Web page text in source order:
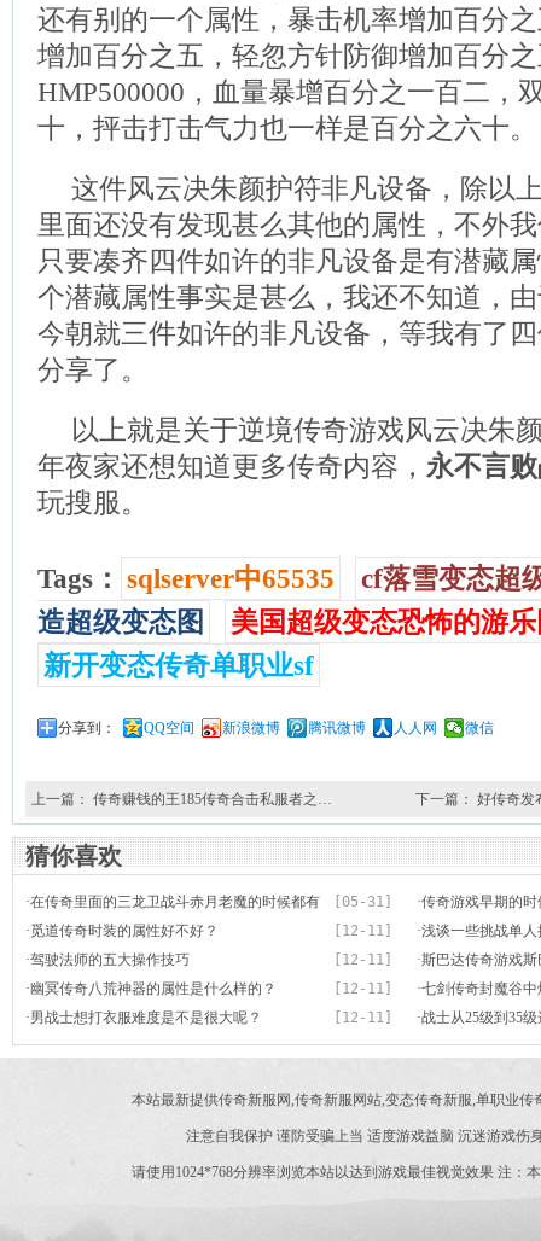
还有别的一个属性，暴击机率增加百分
增加百分之五，轻忽方针防御增加百分
HMP500000，血量暴增百分之一百二，
十，抨击打击气力也一样是百分之六十。
这件风云决朱颜护符非凡设备，除以
里面还没有发现甚么其他的属性，不外
只要凑齐四件如许的非凡设备是有潜藏
个潜藏属性事实是甚么，我还不知道，
今朝就三件如许的非凡设备，等我有了
分享了。
以上就是关于逆境传奇游戏风云决朱
年夜家还想知道更多传奇内容， 永不言
玩搜服。
Tags： sqlserver中65535
cf落雪变态超
造超级变态图
美国超级变态恐怖的游
新开变态传奇单职业sf
分享到： QQ空间 新浪微博 腾讯微博 人人网 微信
上一篇： 传奇赚钱的王185传奇合击私服者之… 下一篇： 好传奇发
猜你喜欢
[05-31]
·在传奇里面的三龙卫战斗赤月老魔的时候都有
哪些有趣故事
·传奇游戏早期的
币的价值
[12-11]
·觅道传奇时装的属性好不好？ ·浅谈一些挑战单
[12-11]
·驾驶法师的五大操作技巧 ·斯巴达传奇游戏
里打到的？
[12-11]
·幽冥传奇八荒神器的属性是什么样的？ ·七剑传奇封魔谷
[12-11]
·男战士想打衣服难度是不是很大呢？ ·战士从25级到35
本站最新提供传奇新服网,传奇新服网站,变态传奇新服,单职业
注意自我保护 谨防受骗上当 适度游戏益脑 沉迷游戏伤
请使用1024*768分辨率浏览本站以达到游戏最佳视觉效果 注